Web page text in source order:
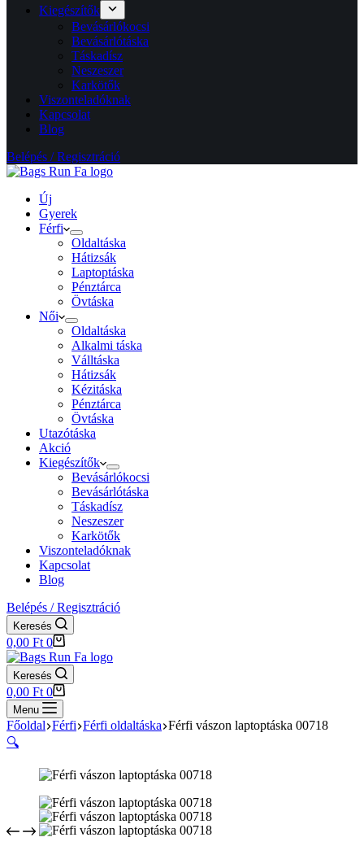
Kiegészítők
Bevásárlókocsi
Bevásárlótáska
Táskadísz
Neszeszer
Karkötők
Viszonteladóknak
Kapcsolat
Blog
Belépés / Regisztráció
Új
Gyerek
Férfi
Oldaltáska
Hátizsák
Laptoptáska
Pénztárca
Övtáska
Női
Oldaltáska
Alkalmi táska
Válltáska
Hátizsák
Kézitáska
Pénztárca
Övtáska
Utazótáska
Akció
Kiegészítők
Bevásárlókocsi
Bevásárlótáska
Táskadísz
Neszeszer
Karkötők
Viszonteladóknak
Kapcsolat
Blog
Belépés / Regisztráció
Keresés
Shopping
cart
0,00 Ft 0
Keresés
Shopping
cart
0,00 Ft 0
Menu
Főoldal Férfi Férfi oldaltáska Férfi vászon laptoptáska 00718
🔍